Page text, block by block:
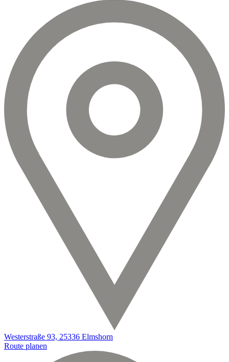
Westerstraße 93, 25336 Elmshorn
Route planen